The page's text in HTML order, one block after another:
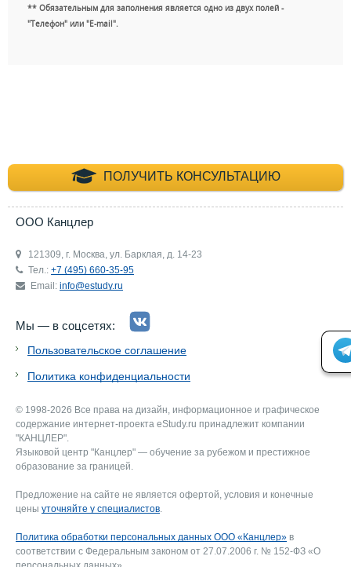
** Обязательным для заполнения является одно из двух полей -
"Телефон" или "E-mail".
ПОЛУЧИТЬ КОНСУЛЬТАЦИЮ
+7 (495) 660-35-
ООО Канцлер
121309, г. Москва, ул. Барклая, д. 14-23
Тел.: +7 (495) 660-35-95
Email: info@estudy.ru
Мы — в соцсетях:
Пользовательское соглашение
Политика конфиденциальности
© 1998-2026 Все права на дизайн, информационное и графическое
содержание интернет-проекта eStudy.ru принадлежит компании
"КАНЦЛЕР".
Языковой центр "Канцлер" — обучение за рубежом и престижное
образование за границей.
Предложение на сайте не является офертой, условия и конечные
цены уточняйте у специалистов
Политика обработки персональных данных ООО «Канцлер» в
соответствии с Федеральным законом от 27.07.2006 г. № 152-ФЗ «О